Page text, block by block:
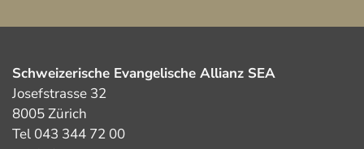
Schweizerische Evangelische Allianz SEA
Josefstrasse 32
8005 Zürich
Tel 043 344 72 00